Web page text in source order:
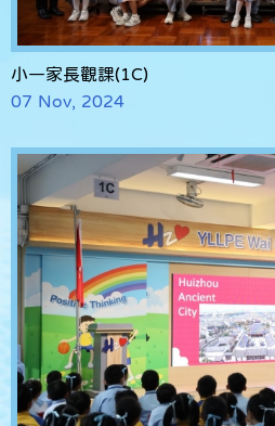
小一家長觀課(1C)
07 Nov, 2024